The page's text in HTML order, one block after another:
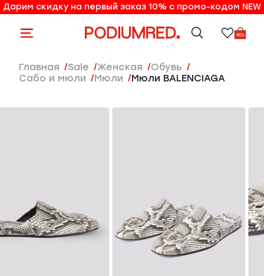
10% на первый заказ по промо-коду NEW
Дарим скидку на первый заказ 10% с промо-кодом NEW
Главная Sale женская
Обувь
Сабо и мюли
Мюли Мюли BALENCIAGA